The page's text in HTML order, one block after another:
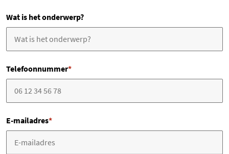
Wat is het onderwerp?
Telefoonnummer*
E-mailadres*